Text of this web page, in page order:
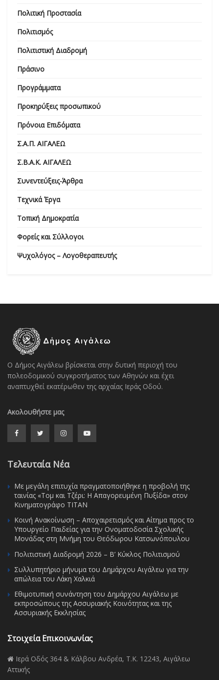
Πολιτική Προστασία
Πολιτισμός
Πολιτιστική Διαδρομή
Πράσινο
Προγράμματα
Προκηρύξεις προσωπικού
Πρόνοια Επιδόματα
Σ.Α.Π. ΑΙΓΑΛΕΩ
Σ.Β.Α.Κ. ΑΙΓΑΛΕΩ
Συνεντεύξεις-Άρθρα
Τεχνικά Έργα
Τοπική Δημοκρατία
Φορείς και Σύλλογοι
Ψυχολόγος – Λογοθεραπευτής
Ο Δήμος Αιγάλεω βρίσκεται στην δυτική περιοχή του
πολεοδομικού συγκροτήματος των Αθηνών και έχει
αναπτυχθεί εκατέρωθεν της αρχαίας Ιεράς Οδού.
Ακολουθήστε μας
Τελευταία Νέα
Με μεγάλη επιτυχία πραγματοποιήθηκε η προβολή της
ταινίας «Τομ και Τζέρι: Η Απαγορευμένη Πυξίδα» στον
Κινηματογράφο ΤΙΤΑΝ
Κοινή Ανακοίνωση – Αποχαιρετισμός και Αίτημα προς το
Υπουργείο Παιδείας για την Ονοματοδοσία Σχολικής
Μονάδας στη Μνήμη του Θεόδωρου Κατσωνόπουλου
Πολιτιστική Διαδρομή 2026 – Β’ Κύκλος Πολιτισμού
Συλλυπητήριο μήνυμα του Δημάρχου Αιγάλεω για την
απώλεια του Λάκη Χαλκιά
Εθιμοτυπική συνάντηση του Δημάρχου Αιγάλεω με
εκπροσώπους της Ασσυριακής Κοινότητας και της
Ασσυριακής Εκκλησίας
Στοιχεία Επικοινωνίας
Ιερά Οδός 364 & Κάλβου Ανδρέα, Τ.Κ. 12243, Αιγάλεω
Αττικής